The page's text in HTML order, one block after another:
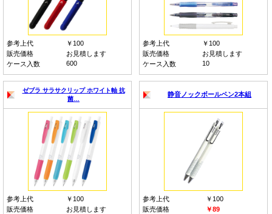
参考上代
￥100
販売価格
お見積します
ケース入数
600
参考上代
￥100
販売価格
お見積します
ケース入数
10
ゼブラ サラサクリップ ホワイト軸 抗
菌…
参考上代
￥100
販売価格
お見積します
静音ノックボールペン2本組
参考上代
￥100
販売価格
￥89